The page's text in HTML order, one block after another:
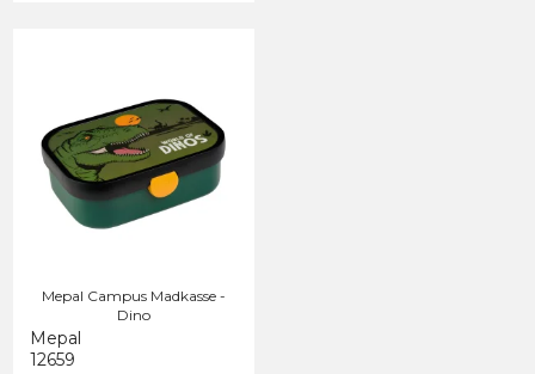
Mepal Campus Madkasse -
Dino
Mepal
12659